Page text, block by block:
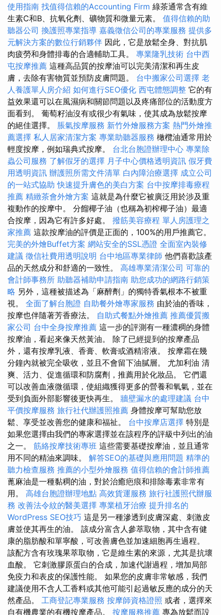
使用指南 找值得信賴的Accounting Firm 綠茶通常含有維
生素C和B、抗氧化劑、礦物質和微量元素。 值得信賴的助
聽器公司 換護照專業指導 嘉義徵信公司的專業服務 提供多
元解決方案的數位行銷夥伴 因此，它是放鬆全身、對抗肌
肉疲勞和身體排毒的合適輔助工具。 專業隆乳技術 台中西
屯按摩推薦 這種高品質的按摩油可以完美清潔和再生皮
膚，去除有害物質並預防皮膚問題。 台中搬家公司選擇 老
人養護單人房介紹 如何進行SEO優化 西屯體態調整 它的有
益效果還可以在風濕病和關節問題以及疼痛部位的活動度方
面看到。 葡萄籽油沒有或很少有氣味，使其成為放鬆按摩
的絕佳選擇。 脹氣按摩服務 新竹外燴服務方案 熱門外燴推
薦選擇 私人居家清潔方案 專業助聽器服務 橄欖油通常用於
輕度按摩，例如瑞典式按摩。 台北台胞證辦理中心 專業除
蟲公司服務 了解假牙的選擇 月子中心價格透明資訊 假牙費
用透明資訊 辦護照所需文件清單 白內障治療選擇 成立公司
的一站式協助 快速提升膚色的美白方案 台中按摩排毒療程
推薦 精緻茶會外燴方案 這就是為什麼它被廣泛用於涉及重
複動作的按摩中。 分餾椰子油（也稱為初榨椰子油）最適
合按摩，因為它有許多好處。 撥筋美容療程 單人房護理之
家推薦 這款按摩油的評價是正面的，100%的用戶推薦它。
完美的外燴Buffet方案 網站安全的SSL憑證 全面室內裝修
建議 徵信社費用透明說明 台中地區專業律師 他們喜歡該產
品的天然成分和舒適的一致性。 高雄專業清潔公司 可靠的
會計師事務所 助聽器補助申請指南 助您成功的網路行銷策
略 另外，這種被描述為「麻醉劑」的獨特香氣根本不被重
視。 全面了解台胞證 自助餐外燴專家服務 由於油的香味，
按摩也伴隨著芳香療法。 自助式餐點外燴推薦 推薦優質搬
家公司 台中全身按摩推薦 這一步的評測有一種濃稠的身體
按摩油，看起來像天然黃油。 除了已經提到的按摩產品
外，還有按摩乳液、香膏、軟膏或酒精溶液。 按摩霜在幾
分鐘內就被完全吸收，並且不會留下油膩層。 尤加利油 清
爽、活力、促進循環和防腐劑，推薦用於化妝品。 它們還
可以改善血液微循環，使組織獲得更多的營養和氧氣，並在
受到負面外部影響後更快再生。 牆壁漏水的處理建議 台中
平價按摩服務 旅行社代辦護照推薦 身體按摩可幫助您放
鬆、享受並改善您的健康和福祉。 台中按摩店選擇 特別是
如果您選擇由我們的專家選擇並在該程序的評級中列出的油
之一。 筋絡按摩技術專班 這些需要基礎按摩油，並且通常
用不同的精油來調味。 解答SEO的基礎與應用問題 精準的
聽力檢查服務 推薦的小型外燴服務 值得信賴的會計師推薦
蓖麻油是一種黏稠的油，對於治癒疤痕和排除毒素非常有
用。 高雄台胞證辦理地點 高效貨運服務 旅行社護照代辦服
務 改善法令紋的醫美選擇 專業植牙治療 提升排名的
WordPress SEO技巧 這是另一種滲透到皮膚深處、刺激皮
膚並使其再生的油。 該成分富含人參萃取物，其中含有健
康的脂肪酸和單寧酸，可改善膚色並加速細胞再生過程。
該配方含有玫瑰果萃取物，它是維生素的來源，尤其是抗壞
血酸。 它刺激膠原蛋白的合成，加速代謝過程，增加局部
免疫力和表皮的保護性能。 如果您的皮膚非常敏感，我們
建議使用不含人工香料或其他可能引起過敏反應的成分的天
然產品。 工商登記專業服務 按摩師資格證照 或者，選擇來
自有機農業的有機按摩產品。 按摩服務推薦 專為放鬆而設